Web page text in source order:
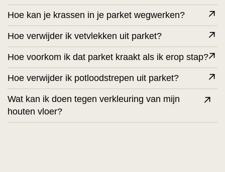
Hoe kan je krassen in je parket wegwerken?
Hoe verwijder ik vetvlekken uit parket?
Hoe voorkom ik dat parket kraakt als ik erop stap?
Hoe verwijder ik potloodstrepen uit parket?
Wat kan ik doen tegen verkleuring van mijn
houten vloer?